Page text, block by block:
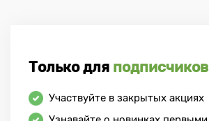
Только для подписчиков
Участвуйте в закрытых акциях